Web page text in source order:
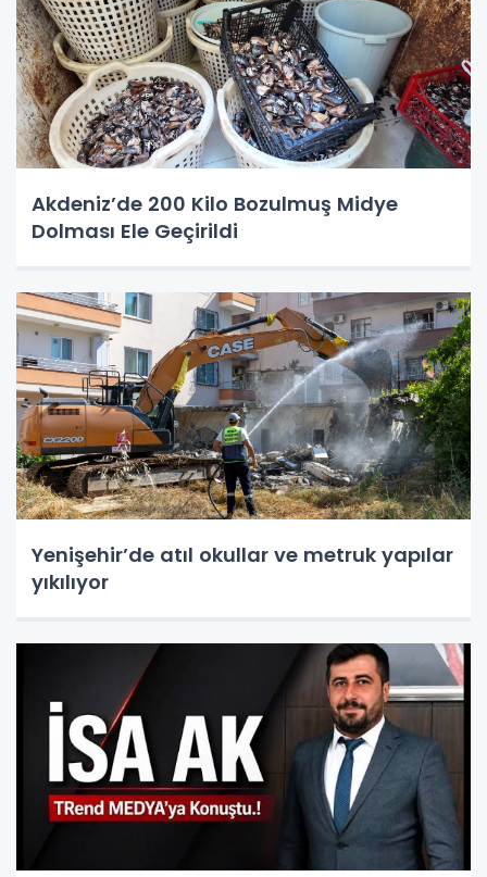
Akdeniz’de 200 Kilo Bozulmuş Midye
Dolması Ele Geçirildi
Yenişehir’de atıl okullar ve metruk yapılar
yıkılıyor